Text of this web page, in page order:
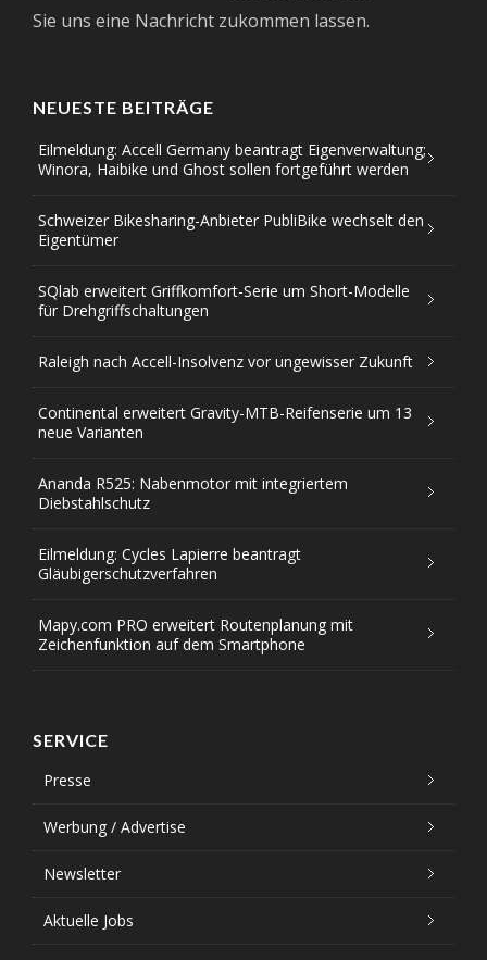
Sie uns eine Nachricht zukommen lassen.
NEUESTE BEITRÄGE
Eilmeldung: Accell Germany beantragt Eigenverwaltung;
Winora, Haibike und Ghost sollen fortgeführt werden
Schweizer Bikesharing-Anbieter PubliBike wechselt den
Eigentümer
SQlab erweitert Griffkomfort-Serie um Short-Modelle
für Drehgriffschaltungen
Raleigh nach Accell-Insolvenz vor ungewisser Zukunft
Continental erweitert Gravity-MTB-Reifenserie um 13
neue Varianten
Ananda R525: Nabenmotor mit integriertem
Diebstahlschutz
Eilmeldung: Cycles Lapierre beantragt
Gläubigerschutzverfahren
Mapy.com PRO erweitert Routenplanung mit
Zeichenfunktion auf dem Smartphone
SERVICE
Presse
Werbung / Advertise
Newsletter
Aktuelle Jobs